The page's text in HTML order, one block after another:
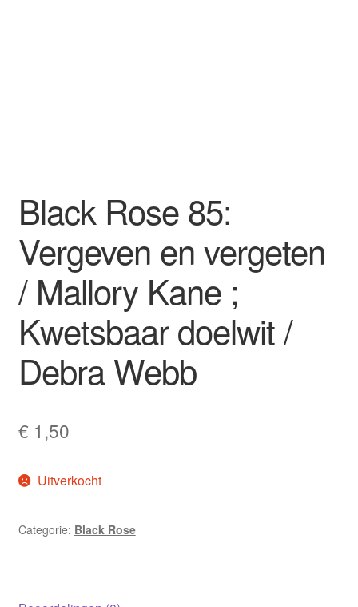
Black Rose 85:
Vergeven en vergeten
/ Mallory Kane ;
Kwetsbaar doelwit /
Debra Webb
€ 1,50
Uitverkocht
Categorie: Black Rose